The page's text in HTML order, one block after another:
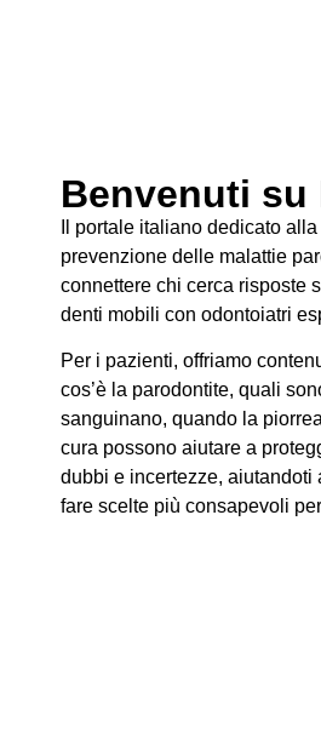
Benvenuti
Il portale italiano dedicato alla
prevenzione delle malattie
connettere chi cerca risposte
denti mobili con odontoiatri
Per i pazienti, offriamo
cos’è la parodontite, quali
sanguinano, quando la
cura possono aiutare a
dubbi e incertezze,
fare scelte più consapevoli